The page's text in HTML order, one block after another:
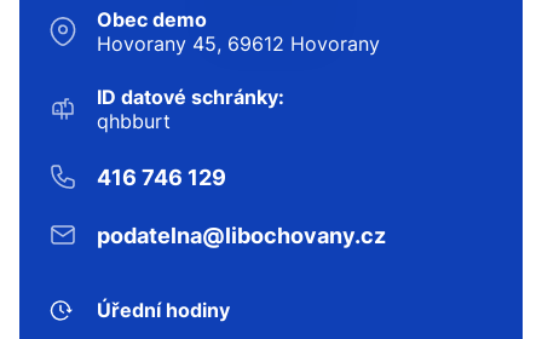
Obec demo
Hovorany 45, 69612 Hovorany
ID datové schránky:
qhbburt
416 746 129
podatelna@libochovany.cz
Úřední hodiny